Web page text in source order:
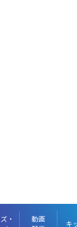
・
動画
キ